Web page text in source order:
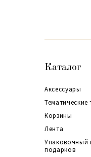
Каталог
Аксессуары
Тематические
Корзины
Лента
Упаковочный
подарков